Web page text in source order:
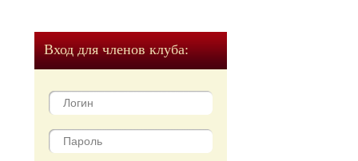
Вход для членов клуба: